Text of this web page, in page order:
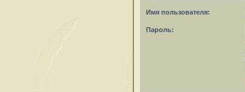
Имя пользователя:
Пароль: